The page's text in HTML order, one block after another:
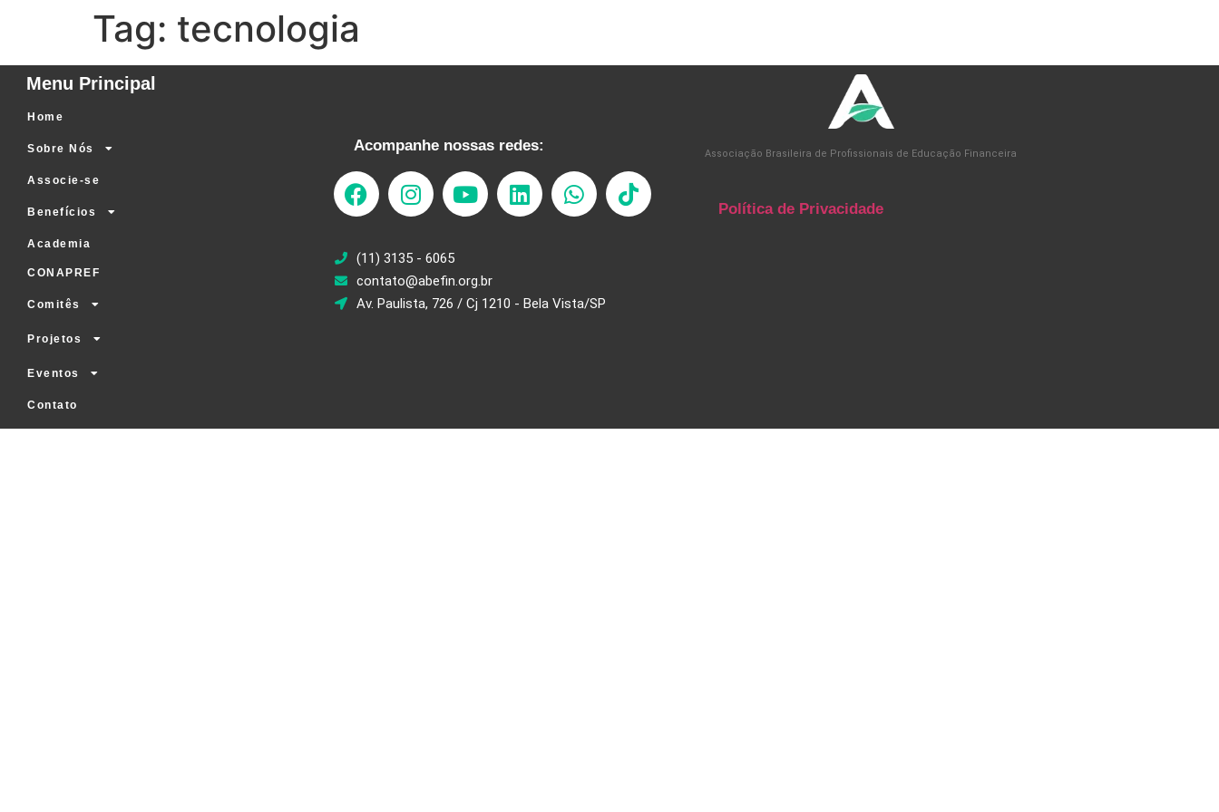
Tag: tecnologia
Menu Principal
Home
Sobre Nós
Associe-se
Benefícios
Academia
CONAPREF
Comitês
Projetos
Eventos
Contato
Acompanhe nossas redes:
(11) 3135 - 6065
contato@abefin.org.br
Av. Paulista, 726 / Cj 1210 - Bela Vista/SP
Associação Brasileira de Profissionais de Educação Financeira
Política de Privacidade